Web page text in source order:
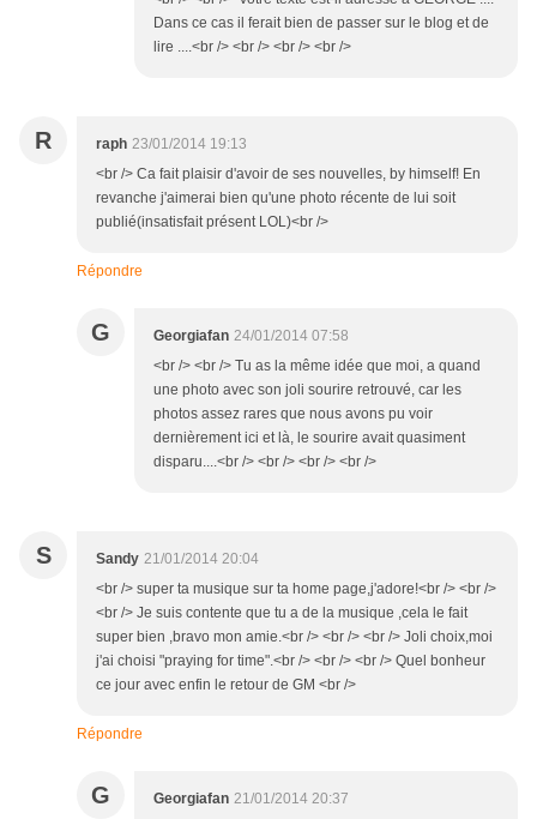
Dans ce cas il ferait bien de passer sur le blog et de
lire ....<br /> <br /> <br /> <br />
R raph 23/01/2014 19:13
<br /> Ca fait plaisir d'avoir de ses nouvelles, by himself! En
revanche j'aimerai bien qu'une photo récente de lui soit
publié(insatisfait présent LOL)<br />
Répondre
G Georgiafan 24/01/2014 07:58
<br /> <br /> Tu as la même idée que moi, a quand
une photo avec son joli sourire retrouvé, car les
photos assez rares que nous avons pu voir
dernièrement ici et là, le sourire avait quasiment
disparu....<br /> <br /> <br /> <br />
S Sandy 21/01/2014 20:04
<br /> super ta musique sur ta home page,j'adore!<br /> <br />
<br /> Je suis contente que tu a de la musique ,cela le fait
super bien ,bravo mon amie.<br /> <br /> <br /> Joli choix,moi
j'ai choisi "praying for time".<br /> <br /> <br /> Quel bonheur
ce jour avec enfin le retour de GM <br />
Répondre
G Georgiafan 21/01/2014 20:37